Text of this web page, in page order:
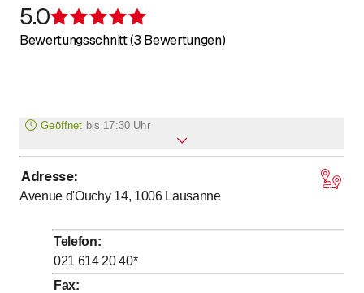
5.0
Bewertungsschnitt (3 Bewertungen)
Geöffnet bis 17:30 Uhr
Montag
30
Dienstag
Mittwoch
8:30- bis
17:30
Donnerstag
Freitag
Adresse:
Avenue d'Ouchy 14, 1006 Lausanne
Telefon:
021 614 20 40*
Fax: